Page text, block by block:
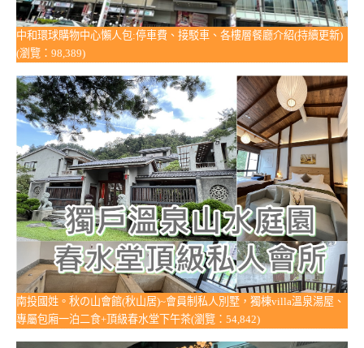
中和環球購物中心懶人包:停車費、接駁車、各樓層餐廳介紹(持續更新)
(瀏覽：98,389)
南投國姓。秋の山會館(秋山居)~會員制私人別墅，獨棟villa溫泉湯屋、
專屬包廂一泊二食+頂級春水堂下午茶(瀏覽：54,842)